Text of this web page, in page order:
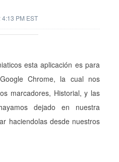
PM EST
esta aplicación es para
Chrome, la cual nos
marcadores, Historial, y las
dejado en nuestra
haciendolas desde nuestros